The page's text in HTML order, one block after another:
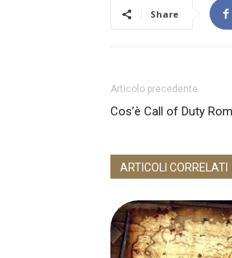
Share
Articolo precedente
Cos’è Call of Duty
ARTICOLI CORRELATI